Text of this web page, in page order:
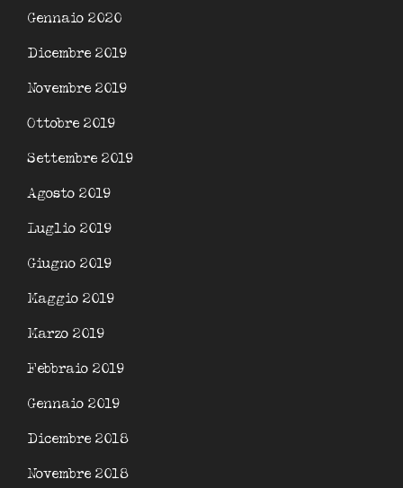
Gennaio 2020
Dicembre 2019
Novembre 2019
Ottobre 2019
Settembre 2019
Agosto 2019
Luglio 2019
Giugno 2019
Maggio 2019
Marzo 2019
Febbraio 2019
Gennaio 2019
Dicembre 2018
Novembre 2018